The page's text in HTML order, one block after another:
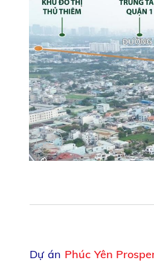
Dự án Phúc Yên